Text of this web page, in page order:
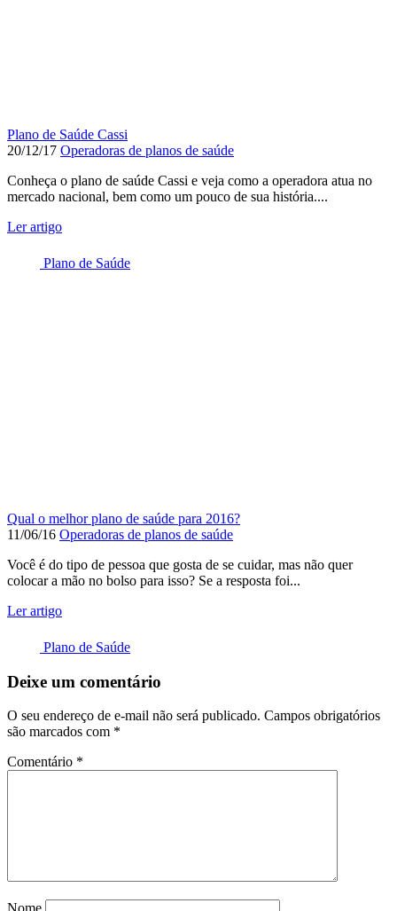
Plano de Saúde Cassi
20/12/17 Operadoras de planos de saúde
Conheça o plano de saúde Cassi e veja como a operadora atua no
mercado nacional, bem como um pouco de sua história....
Ler artigo
Plano de Saúde
Qual o melhor plano de saúde para 2016?
11/06/16 Operadoras de planos de saúde
Você é do tipo de pessoa que gosta de se cuidar, mas não quer
colocar a mão no bolso para isso? Se a resposta foi...
Ler artigo
Plano de Saúde
Deixe um comentário
O seu endereço de e-mail não será publicado. Campos obrigatórios
são marcados com *
Comentário *